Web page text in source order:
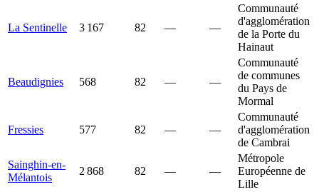
La Sentinelle 3 167 82 — —
Communauté
d'agglomération
de la Porte du
Hainaut
Beaudignies 568 82 — —
Communauté
de communes
du Pays de
Mormal
Fressies 577 82 — —
Communauté
d'agglomération
de Cambrai
Sainghin-en-
Mélantois
2 868 82 — —
Métropole
Européenne de
Lille